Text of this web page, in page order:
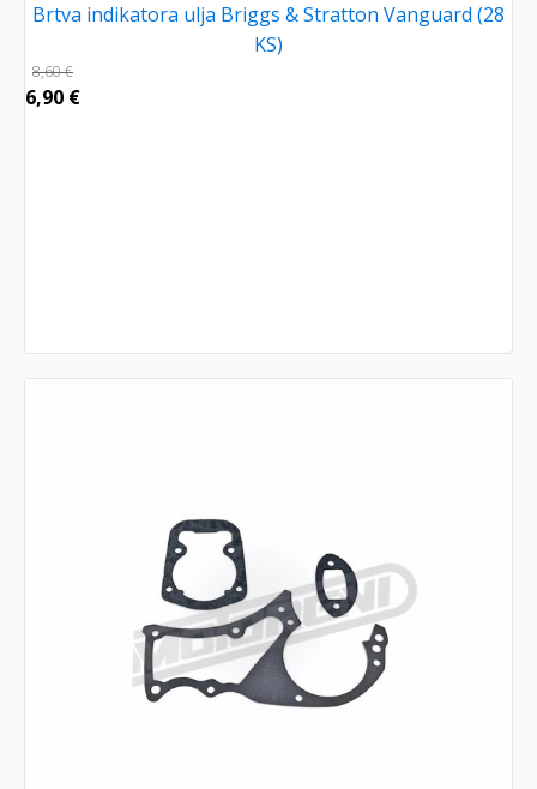
Brtva indikatora ulja Briggs & Stratton Vanguard (28
KS)
8,60€
6,90 €